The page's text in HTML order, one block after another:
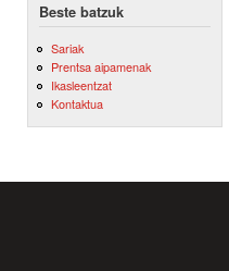
Beste batzuk
Sariak
Prentsa aipamenak
Ikasleentzat
Kontaktua